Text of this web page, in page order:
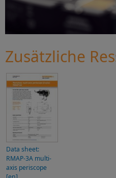
Zusätzliche
Data sheet:
RMAP-3A multi-
axis periscope